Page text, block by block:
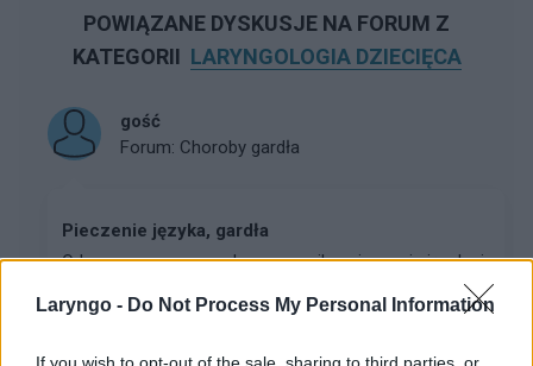
Laryngo - Do Not Process My Personal Information
POWIĄZANE DYSKUSJE NA FORUM Z
KATEGORII LARYNGOLOGIA DZIECIĘCA
gość
Forum: Choroby gardła
Pieczenie języka, gardła
Od pewnego czasu odczuwam silne pieczenie języka i
wychodzą mi na języku takie małe grudki. Do tego